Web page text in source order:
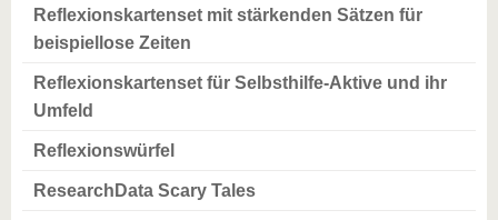
Reflexionskartenset mit stärkenden Sätzen für
beispiellose Zeiten
Reflexionskartenset für Selbsthilfe-Aktive und ihr
Umfeld
Reflexionswürfel
ResearchData Scary Tales